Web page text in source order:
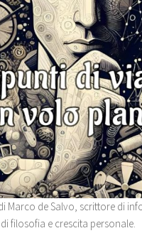
Marco de Salvo, scrittore di
filosofia e crescita personale.